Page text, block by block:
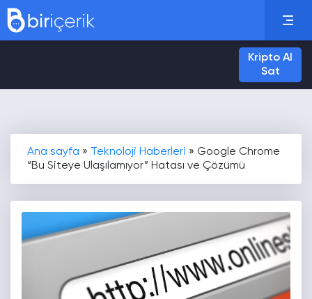
Kripto Al
Sat
Ana sayfa » Teknoloji Haberleri » Google Chrome
“Bu Siteye Ulaşılamıyor” Hatası ve Çözümü